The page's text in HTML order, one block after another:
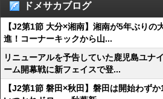
ドメサカブログ
【J2第1節 大分×湘南】湘南が5年ぶりの
進！コーナーキックから山...
リニューアルを予告していた鹿児島ユナ
ーム開幕戦に新フェイスで登...
【J2第1節 磐田×秋田】磐田は開始わず